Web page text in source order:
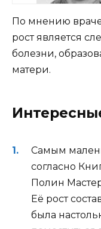
По мнению
рост является
болезни,
матери.
Самым
согласно
Полин
Её рост
была